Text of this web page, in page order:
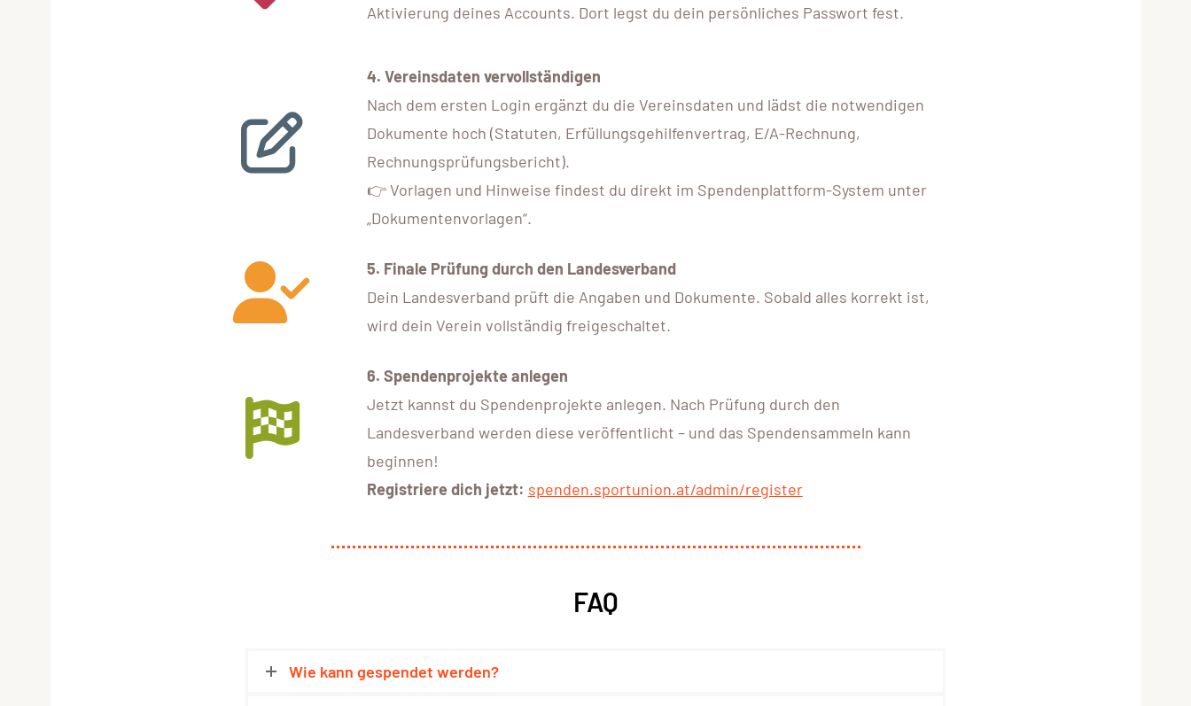
Aktivierung deines Accounts. Dort legst du dein persönliches Passwort fest.
4. Vereinsdaten vervollständigen
Nach dem ersten Login ergänzt du die Vereinsdaten und lädst die notwendigen
Dokumente hoch (Statuten, Erfüllungsgehilfenvertrag, E/A-Rechnung,
Rechnungsprüfungsbericht).
👉 Vorlagen und Hinweise findest du direkt im Spendenplattform-System unter
„Dokumentenvorlagen“.
5. Finale Prüfung durch den Landesverband
Dein Landesverband prüft die Angaben und Dokumente. Sobald alles korrekt ist,
wird dein Verein vollständig freigeschaltet.
6. Spendenprojekte anlegen
Jetzt kannst du Spendenprojekte anlegen. Nach Prüfung durch den
Landesverband werden diese veröffentlicht – und das Spendensammeln kann
beginnen!
Registriere dich jetzt: spenden.sportunion.at/admin/register
FAQ
Wie kann gespendet werden?